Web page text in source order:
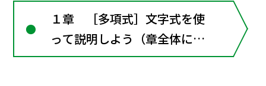
１章 ［多項式］文字式を使
って説明しよう（章全体にか
かわる資料）